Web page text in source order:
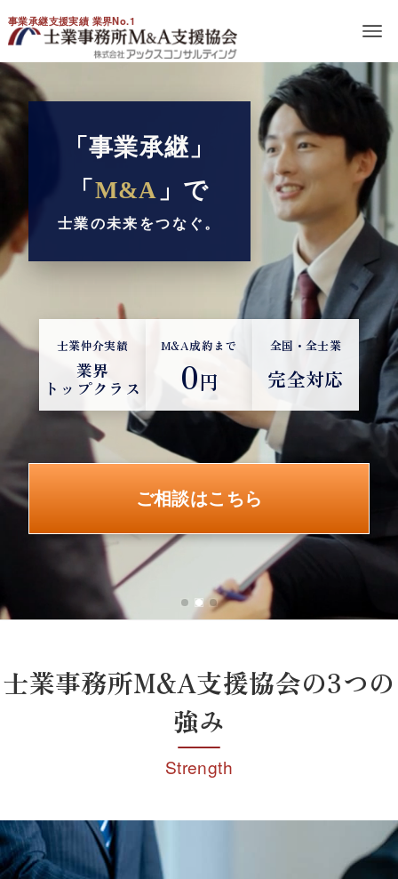
事業承継支援実績 業界No.1
「事業承継」
「 M&A 」で
士業の未来をつなぐ。
ご相談はこちら
士業仲介実績
業界
トップクラス
M&A成約まで
0円
全国・全士業
完全対応
士業事務所M&A支援協会の3つの
強み
Strength